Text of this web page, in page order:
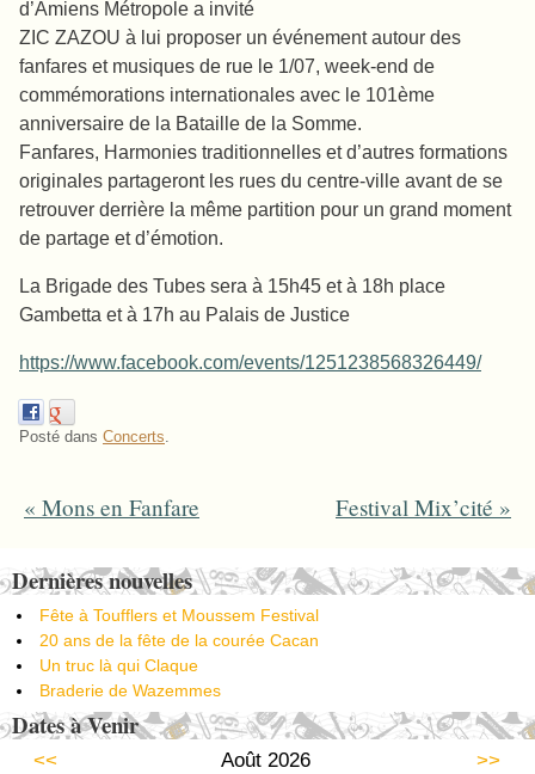
d’Amiens Métropole a invité
ZIC ZAZOU à lui proposer un événement autour des
fanfares et musiques de rue le 1/07, week-end de
commémorations internationales avec le 101ème
anniversaire de la Bataille de la Somme.
Fanfares, Harmonies traditionnelles et d’autres formations
originales partageront les rues du centre-ville avant de se
retrouver derrière la même partition pour un grand moment
de partage et d’émotion.
La Brigade des Tubes sera à 15h45 et à 18h place
Gambetta et à 17h au Palais de Justice
https://www.facebook.com/events/1251238568326449/
Posté dans Concerts
Post navigation
« Mons en Fanfare Festival Mix’cité »
Dernières nouvelles
Fête à Toufflers et Moussem Festival
20 ans de la fête de la courée Cacan
Un truc là qui Claque
Braderie de Wazemmes
Dates à Venir
<< Août 2026 >>